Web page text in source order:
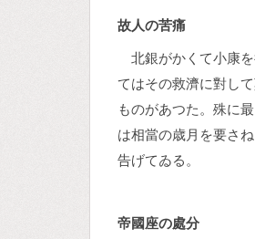
故人の苦痛
北銀がかくて小康
てはその救濟に對し
ものがあつた。殊に
は相當の歳月を要さ
告げてゐる。
帝國座の處分